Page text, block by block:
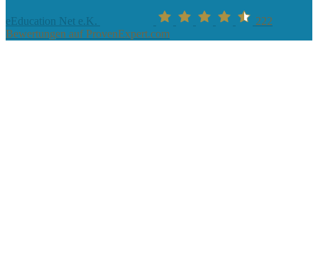
eEducation Net e.K.
222
Bewertungen auf ProvenExpert.com